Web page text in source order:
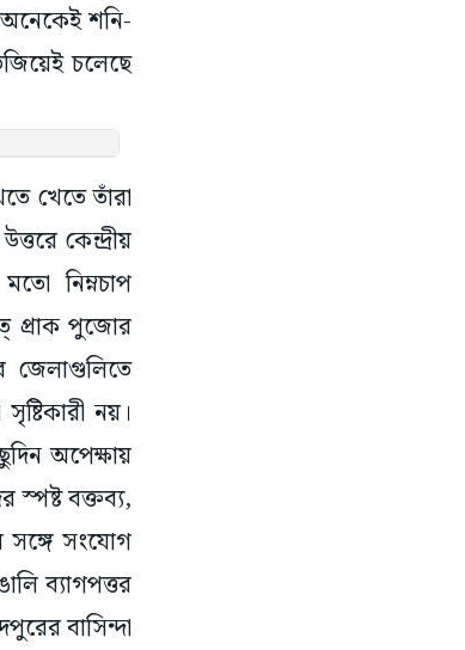
অনেকেই শনি-
চলেছে
খেতে তাঁরা
কেন্দ্রীয়
নিম্নচাপ
প্রাক পুজোর
জেলাগুলিতে
নয়।
অপেক্ষায়
স্পষ্ট বক্তব্য,
সংযোগ
ব্যাগপত্তর
বাসিন্দা